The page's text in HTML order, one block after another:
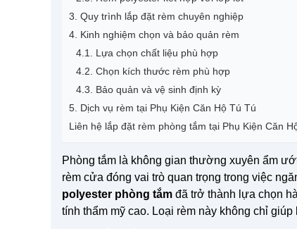
3. Quy trình lắp đặt rèm chuyên nghiệp
4. Kinh nghiệm chọn và bảo quản rèm
4.1. Lựa chọn chất liệu phù hợp
4.2. Chọn kích thước rèm phù hợp
4.3. Bảo quản và vệ sinh định kỳ
5. Dịch vụ rèm tại Phụ Kiện Căn Hộ Tú Tú
Liên hệ lắp đặt rèm phòng tắm tại Phụ Kiện Căn
Phòng tắm là không gian thường xuyên ẩm
rèm cửa đóng vai trò quan trọng trong việc
polyester phòng tắm đã trở thành lựa chọn
tính thẩm mỹ cao. Loại rèm này không chỉ